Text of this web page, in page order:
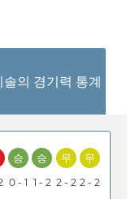
의 경기력 통계
승
0 - 1
승
1 - 2
무
2 - 2
무
2 - 2